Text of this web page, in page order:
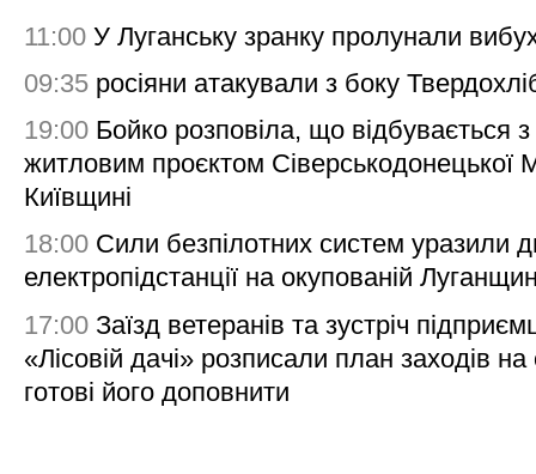
11:00 У Луганську зранку пролунали
09:35 росіяни атакували з боку
19:00 Бойко розповіла, що відбувається з
житловим проєктом Сіверськодонецької
Київщині
18:00 Сили безпілотних систем уразили
електропідстанції на окупованій
17:00 Заїзд ветеранів та зустріч
«Лісовій дачі» розписали план заходів на
готові його доповнити